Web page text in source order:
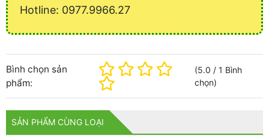
Hotline: 0977.9966.27
Bình chọn sản
phẩm:
(5.0 /1 Bình
chọn)
SẢN PHẨM CÙNG LOẠI